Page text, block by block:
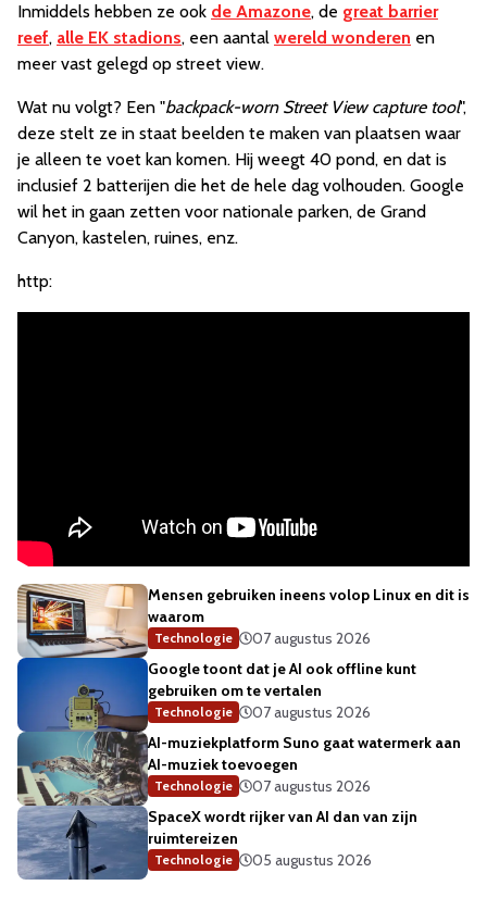
Inmiddels hebben ze ook de Amazone, de great barrier
reef, alle EK stadions, een aantal wereld wonderen en
meer vast gelegd op street view.
Wat nu volgt? Een "backpack-worn Street View capture tool",
deze stelt ze in staat beelden te maken van plaatsen waar
je alleen te voet kan komen. Hij weegt 40 pond, en dat is
inclusief 2 batterijen die het de hele dag volhouden. Google
wil het in gaan zetten voor nationale parken, de Grand
Canyon, kastelen, ruines, enz.
http:
Mensen gebruiken ineens volop Linux en dit is
waarom
Technologie
07 augustus 2026
Google toont dat je AI ook offline kunt
gebruiken om te vertalen
Technologie
07 augustus 2026
AI-muziekplatform Suno gaat watermerk aan
AI-muziek toevoegen
Technologie
07 augustus 2026
SpaceX wordt rijker van AI dan van zijn
ruimtereizen
Technologie 05 augustus 2026